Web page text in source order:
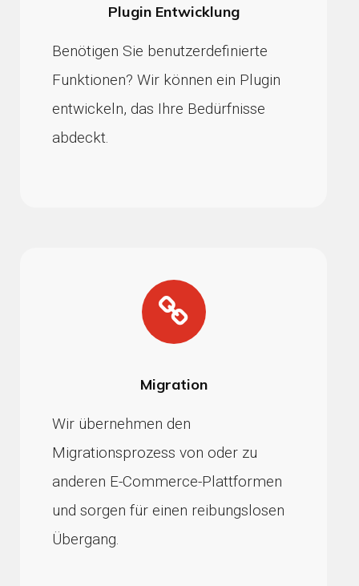
Plugin Entwicklung
Benötigen Sie benutzerdefinierte
Funktionen? Wir können ein Plugin
entwickeln, das Ihre Bedürfnisse
abdeckt.
Migration
Wir übernehmen den
Migrationsprozess von oder zu
anderen E-Commerce-Plattformen
und sorgen für einen reibungslosen
Übergang.